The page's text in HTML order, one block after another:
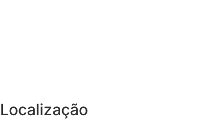
Localização